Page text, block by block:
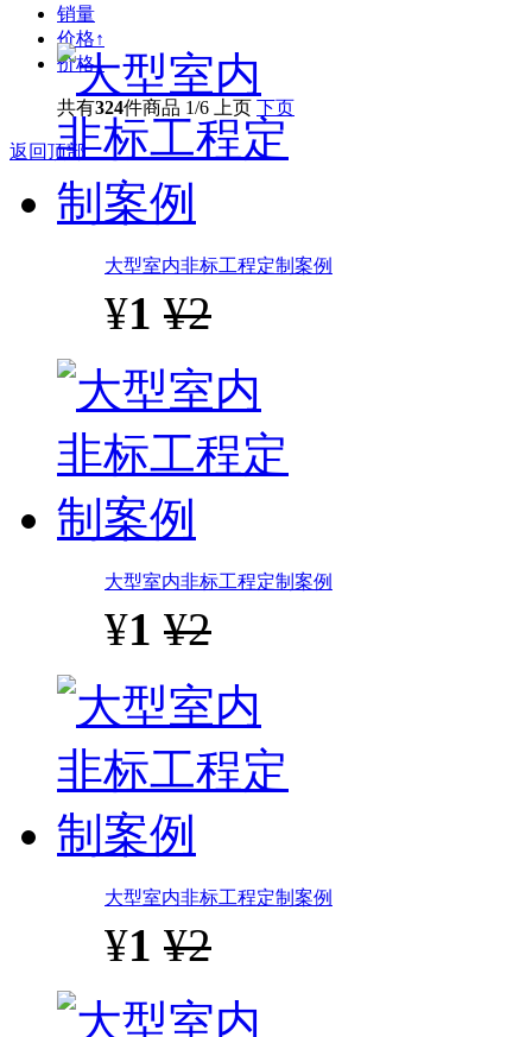
销量
价格↑
价格↓
共有324件商品 1/6 上页 下页
返回顶部
大型室内非标工程定制案例
¥1 ¥2
大型室内非标工程定制案例
¥1 ¥2
大型室内非标工程定制案例
¥1 ¥2